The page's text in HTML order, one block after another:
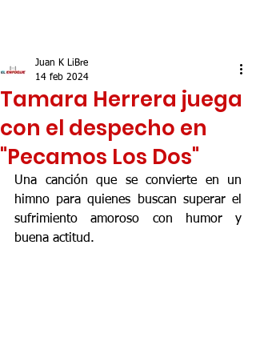
Tamara Herrera juega
con el despecho en
"Pecamos Los Dos"
Juan K LiBre
14 feb 2024
Una canción que se convierte en un
himno para quienes buscan superar el
sufrimiento amoroso con humor y
buena actitud.